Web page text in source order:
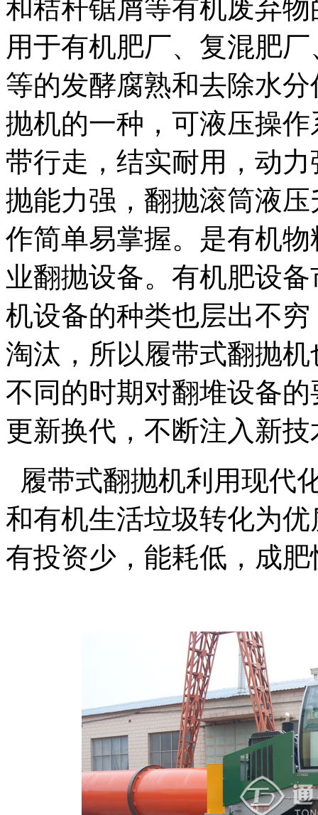
和秸秆锯屑等有机废弃
用于有机肥厂、复混肥
等的发酵腐熟和去除水
抛机的一种，可液压操
带行走，结实耐用，动
抛能力强，翻抛滚筒液
作简单易掌握。是有机
业翻抛设备。有机肥设
机设备的种类也层出不
淘汰，所以履带式翻抛
不同的时期对翻堆设备
更新换代，不断注入新
履带式翻抛机利用现代
和有机生活垃圾转化为
有投资少，能耗低，成